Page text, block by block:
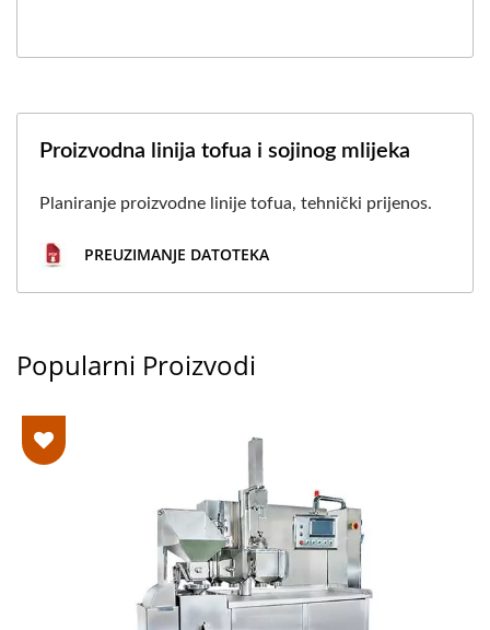
Proizvodna linija tofua i sojinog mlijeka
Planiranje proizvodne linije tofua, tehnički prijenos.
PREUZIMANJE DATOTEKA
Popularni Proizvodi